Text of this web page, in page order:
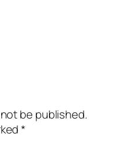
be published.
*